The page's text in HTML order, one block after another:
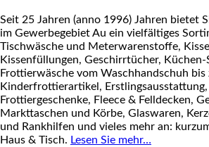
Seit 25 Jahren (anno 1996) Jahren bietet
im Gewerbegebiet Au ein vielfältiges
Tischwäsche und Meterwarenstoffe,
Kissenfüllungen, Geschirrtücher, Küchen-
Frottierwäsche vom Waschhandschuh bis
Kinderfrottierartikel,
Frottiergeschenke, Fleece & Felldecken,
Markttaschen und Körbe, Glaswaren,
und Rankhilfen und vieles mehr an:
Haus & Tisch. Lesen Sie mehr…